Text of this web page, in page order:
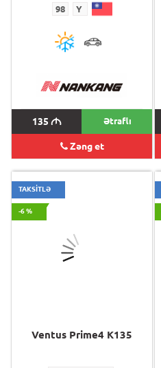
98 Y
135 M Ətraflı
Zəng et
TAKSİTLƏ
-6 %
Ventus Prime4 K135